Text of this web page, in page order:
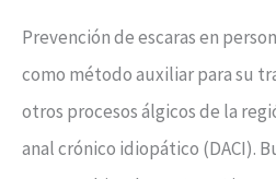
Prevención de escaras en
como método auxiliar para su
otros procesos álgicos de la
anal crónico idiopático (DACI).